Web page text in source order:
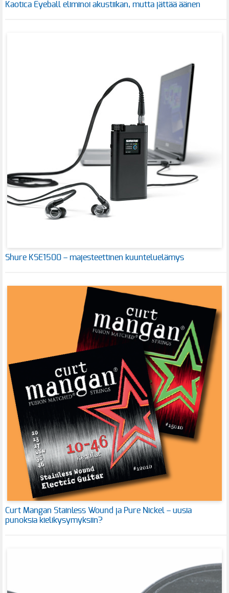
Kaotica Eyeball eliminoi akustiikan, mutta jättää äänen
Shure KSE1500 – majesteettinen kuunteluelämys
Curt Mangan Stainless Wound ja Pure Nickel – uusia
punoksia kielikysymyksiin?